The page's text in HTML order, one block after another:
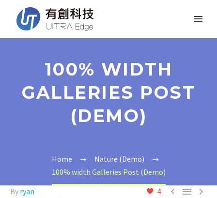
100% WIDTH
GALLERIES POST
(DEMO)
Home
Nature (Demo)
100% width Galleries Post (Demo)
4
  
By ryan